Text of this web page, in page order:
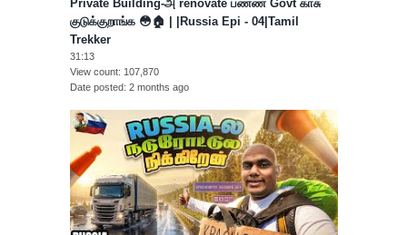
Private Building-அ renovate பண்ண Govt காசு
குடுக்குறாங்க 😳🏠 | |Russia Epi - 04|Tamil
Trekker
31:13
View count
107,870
Date posted 2 months ago